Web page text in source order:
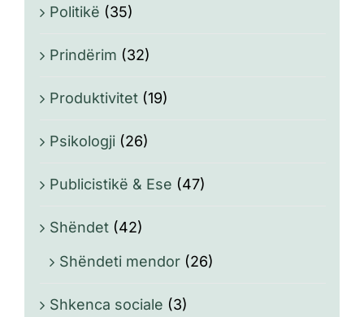
Politikë (35)
Prindërim (32)
Produktivitet (19)
Psikologji (26)
Publicistikë & Ese (47)
Shëndet (42)
Shëndeti mendor (26)
Shkenca sociale (3)